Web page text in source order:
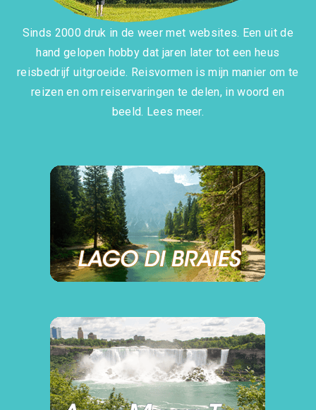
Sinds 2000 druk in de weer met websites. Een uit de
hand gelopen hobby dat jaren later tot een heus
reisbedrijf uitgroeide. Reisvormen is mijn manier om te
reizen en om reiservaringen te delen, in woord en
beeld. Lees meer.